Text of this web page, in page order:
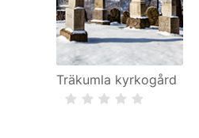
Träkumla kyrkogård